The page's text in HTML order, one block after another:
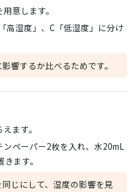
意します。
高湿度」、C「低湿度」に分け
響するか比べるためです。
ます。
ンペーパー2枚を入れ、水20mL
ます。
じにして、湿度の影響を見